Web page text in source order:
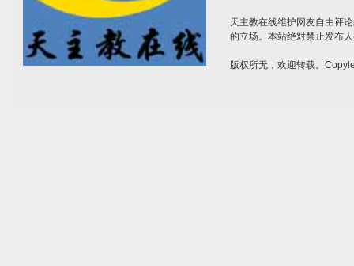
天主教在线维护网友自由评
的立场。本站绝对禁止发布
版权所无，欢迎转载。